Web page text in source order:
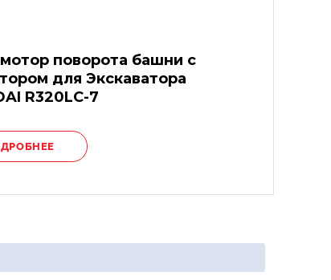
поворота башни с
для Экскаватора
R320LC-7